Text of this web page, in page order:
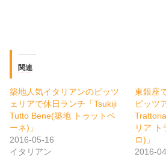
関連
築地人気イタリアンのピッツ
ェリアで休日ランチ「Tsukiji
Tutto Bene(築地 トゥットベ
ーネ)」
2016-05-16
イタリアン
東銀座
ピッツ
リア ト
ロ)」
2016-